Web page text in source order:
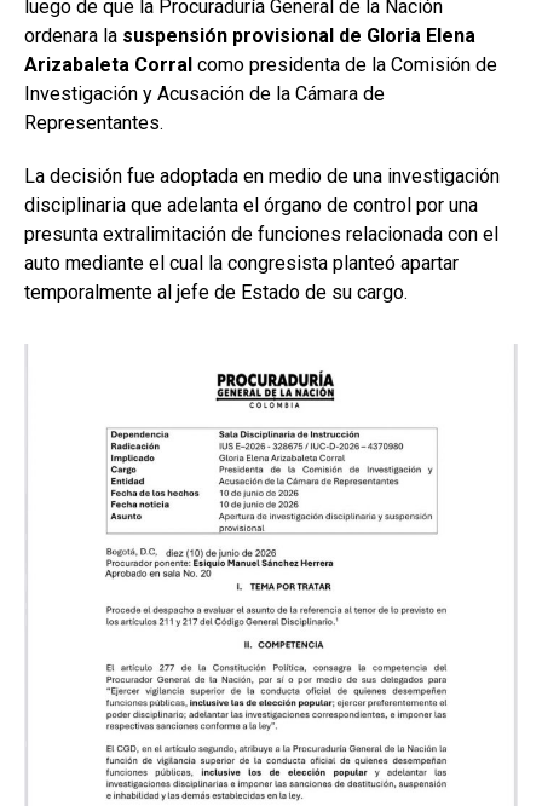
luego de que la Procuraduría General de la Nación
ordenara la suspensión provisional de Gloria Elena
Arizabaleta Corral como presidenta de la Comisión de
Investigación y Acusación de la Cámara de
Representantes.
La decisión fue adoptada en medio de una investigación
disciplinaria que adelanta el órgano de control por una
presunta extralimitación de funciones relacionada con el
auto mediante el cual la congresista planteó apartar
temporalmente al jefe de Estado de su cargo.